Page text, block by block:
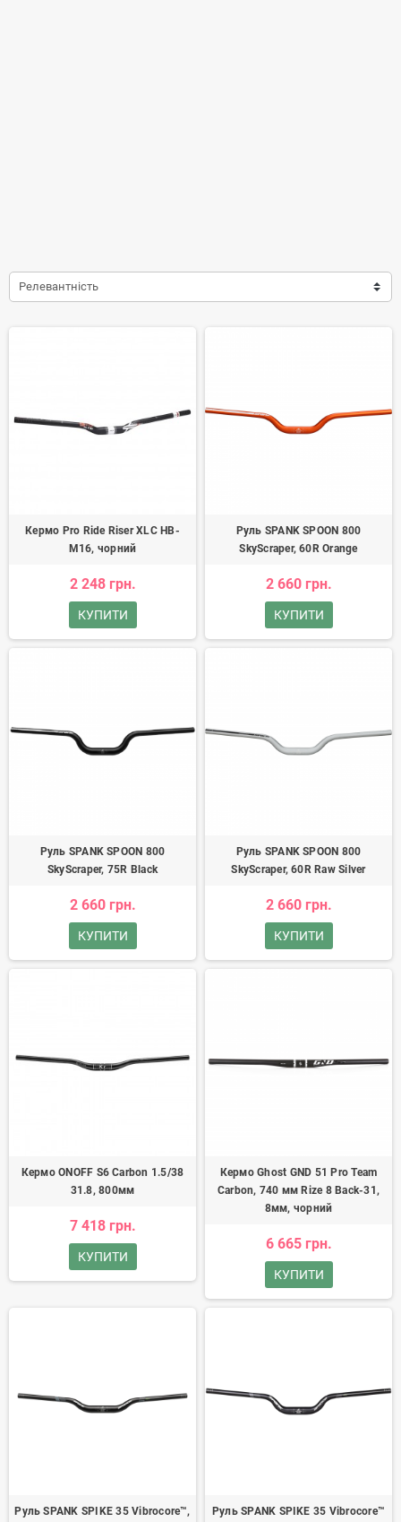
Релевантність
Кермо Pro Ride Riser XLC HB-
M16, чорний
2 248 грн.
КУПИТИ
Руль SPANK SPOON 800
SkyScraper, 60R Orange
2 660 грн.
КУПИТИ
Руль SPANK SPOON 800
SkyScraper, 75R Black
2 660 грн.
КУПИТИ
Руль SPANK SPOON 800
SkyScraper, 60R Raw Silver
2 660 грн.
КУПИТИ
Кермо ONOFF S6 Carbon 1.5/38
31.8, 800мм
7 418 грн.
КУПИТИ
Кермо Ghost GND 51 Pro Team
Carbon, 740 мм Rize 8 Back-31,
8мм, чорний
6 665 грн.
КУПИТИ
Руль SPANK SPIKE 35 Vibrocore™,
Руль SPANK SPIKE 35 Vibrocore™